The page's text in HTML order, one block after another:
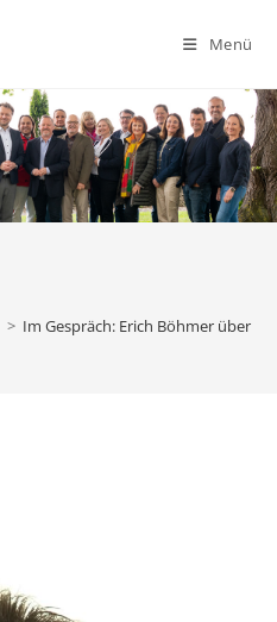
Menü
> Im Gespräch: Erich Böhmer über